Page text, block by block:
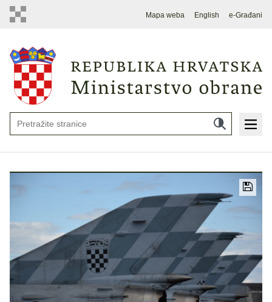
Mapa weba English e-Građani